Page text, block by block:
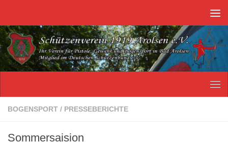
BOGENSPORT / PRESSEBERICHTE
Sommersaision